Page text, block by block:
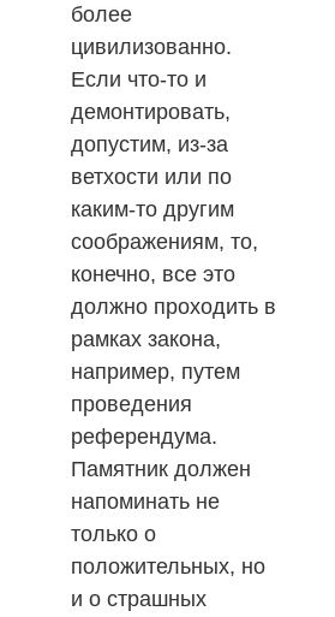
более
цивилизованно.
Если что-то и
демонтировать,
допустим, из-за
ветхости или по
каким-то другим
соображениям, то,
конечно, все это
должно проходить в
рамках закона,
например, путем
проведения
референдума.
Памятник должен
напоминать не
только о
положительных, но
и о страшных